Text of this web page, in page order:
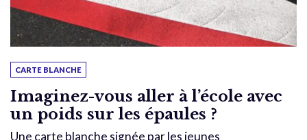
CARTE BLANCHE
Imaginez-vous aller à l’école avec
un poids sur les épaules ?
Une carte blanche signée par les jeunes